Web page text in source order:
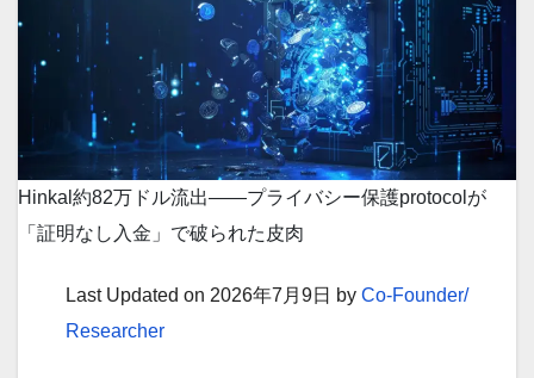
Hinkal約82万ドル流出——プライバシー保護protocolが
「証明なし入金」で破られた皮肉
Last Updated on 2026年7月9日 by Co-Founder/
Researcher